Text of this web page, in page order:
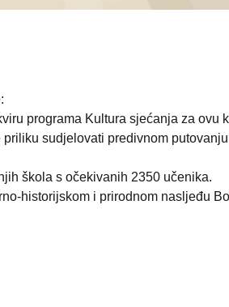
programa Kultura sjećanja za ovu
sudjelovati predivnom
škola s očekivanih 2350 učenika.
historijskom i prirodnom nasljeđu